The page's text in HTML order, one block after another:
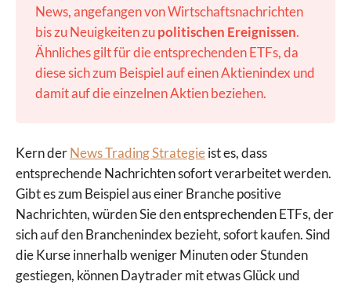
News, angefangen von Wirtschaftsnachrichten
bis zu Neuigkeiten zupolitischen Ereignissen.
Ähnliches gilt für die entsprechenden ETFs, da
diese sich zum Beispiel auf einen Aktienindex und
damit auf die einzelnen Aktien beziehen.
Kern derNews Trading Strategieist es, dass
entsprechende Nachrichten sofort verarbeitet werden.
Gibt es zum Beispiel aus einer Branche positive
Nachrichten, würden Sie den entsprechenden ETFs, der
sich auf den Branchenindex bezieht, sofort kaufen. Sind
die Kurse innerhalb weniger Minuten oder Stunden
gestiegen, können Daytrader mit etwas Glück und